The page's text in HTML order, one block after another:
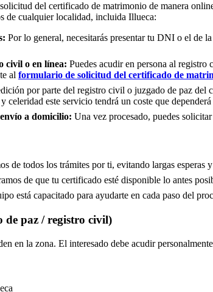
del certificado de matrimonio de manera
de cualquier localidad, incluida Illueca:
Por lo general, necesitarás presentar tu DNI o el de
civil o en línea: Puedes acudir en persona al registro
al formulario de solicitud del certificado de
por parte del registro civil o juzgado de paz del
celeridad este servicio tendrá un coste que
a domicilio: Una vez procesado, puedes
de todos los trámites por ti, evitando largas esperas
de que tu certificado esté disponible lo antes
está capacitado para ayudarte en cada paso del
de paz / registro civil)
en la zona. El interesado debe acudir